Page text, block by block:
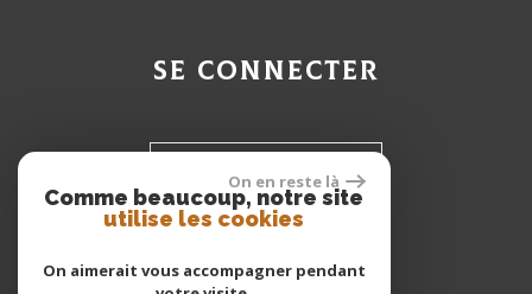
se connecter
Espace Client
On en reste là
Comme beaucoup, notre site
utilise les cookies
On aimerait vous accompagner pendant